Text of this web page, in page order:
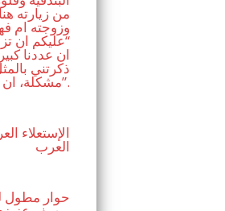
من زيارته
وزوجته ام
“عليكم ان
ان عددنا
ذكرتني
مشكلة، ان البرة لنا والداخل لكم”.
الإستعلاء
العرب
حوار مطول